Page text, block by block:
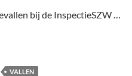
bij de InspectieSZW …
VALLEN